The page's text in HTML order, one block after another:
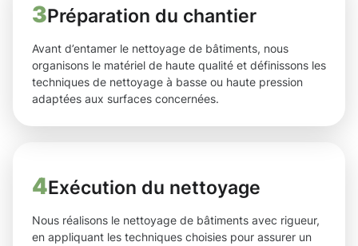
3Préparation du chantier
Avant d’entamer le nettoyage de bâtiments, nous
organisons le matériel de haute qualité et définissons les
techniques de nettoyage à basse ou haute pression
adaptées aux surfaces concernées.
4Exécution du nettoyage
Nous réalisons le nettoyage de bâtiments avec rigueur,
en appliquant les techniques choisies pour assurer un